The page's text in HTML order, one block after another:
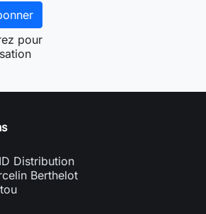
pour
Distribution
Berthelot